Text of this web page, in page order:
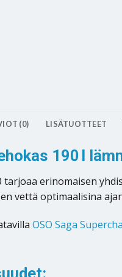
(0) LISÄTUOTTEET
190 l
tarjoaa erinomaisen
vettä optimaalisina
OSO Saga